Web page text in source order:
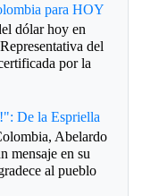
para HOY
dólar hoy en
del
por la
De la Espriella
Abelardo
mensaje en su
al pueblo